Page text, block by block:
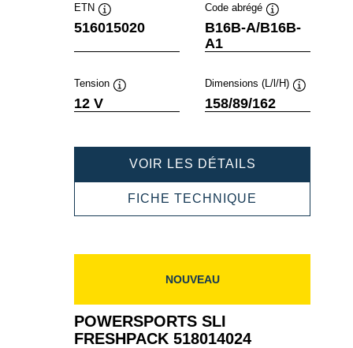
ETN
Infobulle
516015020
Code abrégé
Infobulle
B16B-A/B16B-
A1
Tension
12 V
Dimensions (L/l/H)
158/89/162
VOIR LES DÉTAILS
FRESHPACK
516015020
FICHE TECHNIQUE
NOUVEAU
POWERSPORTS SLI
FRESHPACK 518014024